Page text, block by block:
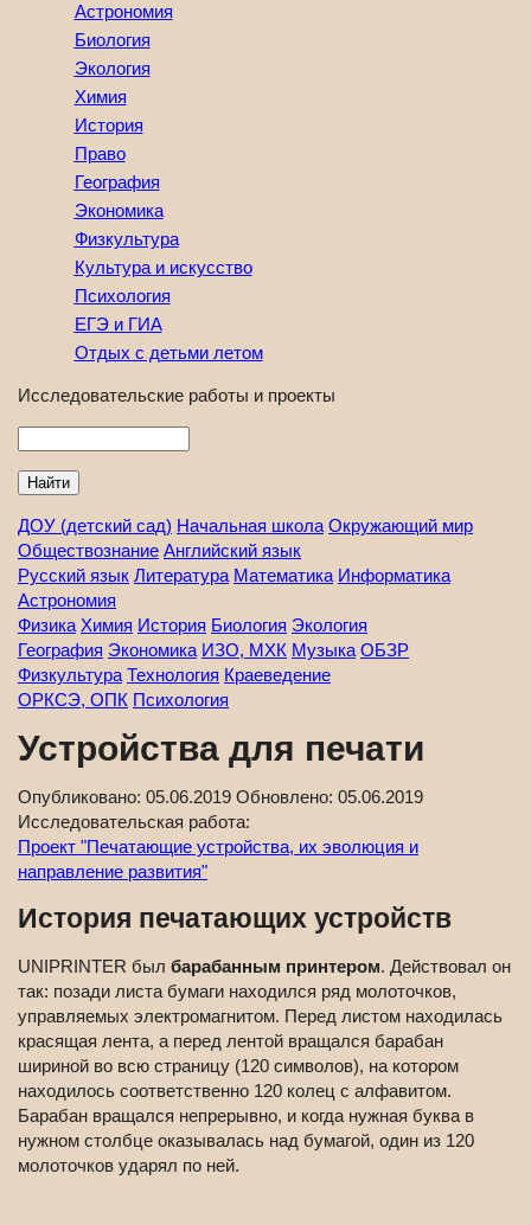
Астрономия
Биология
Экология
Химия
История
Право
География
Экономика
Физкультура
Культура и искусство
Психология
ЕГЭ и ГИА
Отдых с детьми летом
Исследовательские работы и проекты
ДОУ (детский сад) Начальная школа Окружающий мир
Обществознание Английский язык
Русский язык Литература Математика Информатика
Астрономия
Физика Химия История Биология Экология
География Экономика ИЗО, МХК Музыка ОБЗР
Физкультура Технология Краеведение
ОРКСЭ, ОПК Психология
Устройства для печати
Опубликовано: 05.06.2019 Обновлено: 05.06.2019
Исследовательская работа:
Проект "Печатающие устройства, их эволюция и
направление развития"
История печатающих устройств
UNIPRINTER был барабанным принтером. Действовал он
так: позади листа бумаги находился ряд молоточков,
управляемых электромагнитом. Перед листом находилась
красящая лента, а перед лентой вращался барабан
шириной во всю страницу (120 символов), на котором
находилось соответственно 120 колец с алфавитом.
Барабан вращался непрерывно, и когда нужная буква в
нужном столбце оказывалась над бумагой, один из 120
молоточков ударял по ней.